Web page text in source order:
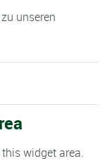
unseren
widget area.